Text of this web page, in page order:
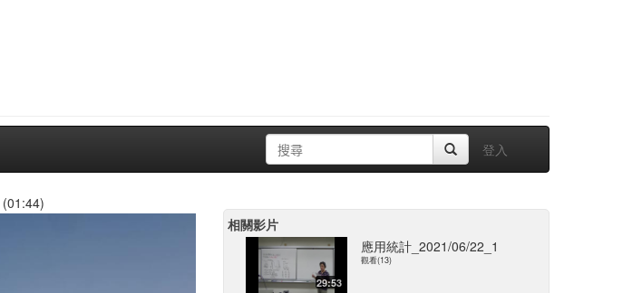
登入
(01:44)
相關影片
29:53
應用統計_2021/06/22_1
觀看(13)